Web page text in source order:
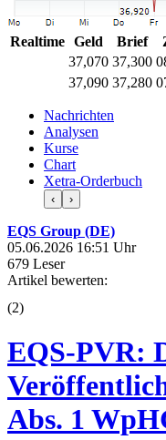
Realtime Geld Brief
37,070 37,300
37,090 37,280
Nachrichten
Analysen
Kurse
Chart
Xetra-Orderbuch
‹ ›
EQS Group (DE)
05.06.2026 16:51 Uhr
679 Leser
Artikel bewerten:
(2)
EQS-PVR:
Abs. 1